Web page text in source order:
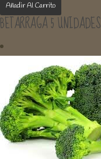
Añadir Al Carrito
BETARRAGA 5 UNIDADES